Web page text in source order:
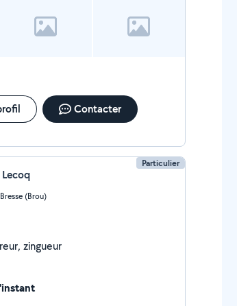
Contacter
Particulier
(Brou)
zingueur